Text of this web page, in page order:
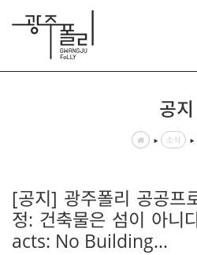
공지
소식
[공지] 광주폴리 공공프
정: 건축물은 섬이 아
acts: No Building…